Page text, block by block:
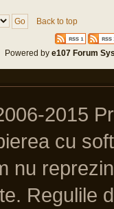
Back to top
Powered bye107 Forum
2015
cu
nu
Regulile